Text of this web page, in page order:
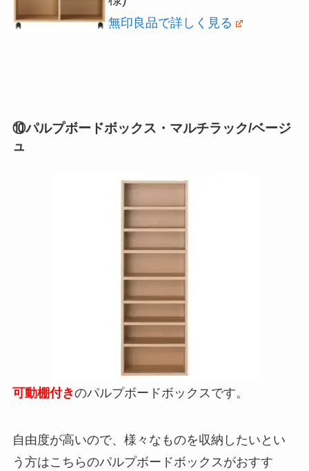
無印良品で詳しく見る
⑩パルプボードボックス・マルチラック/ベージ
ュ
可動棚付きのパルプボードボックスです。
自由度が高いので、様々なものを収納したいとい
う方はこちらのパルプボードボックスがおすす